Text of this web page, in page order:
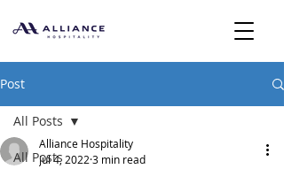
Post
All Posts
All Posts
Alliance Hospitality
Jul 4, 2022 3 min read